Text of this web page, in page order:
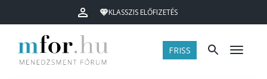
KLASSZIS ELŐFIZETÉS
FRISS Menü